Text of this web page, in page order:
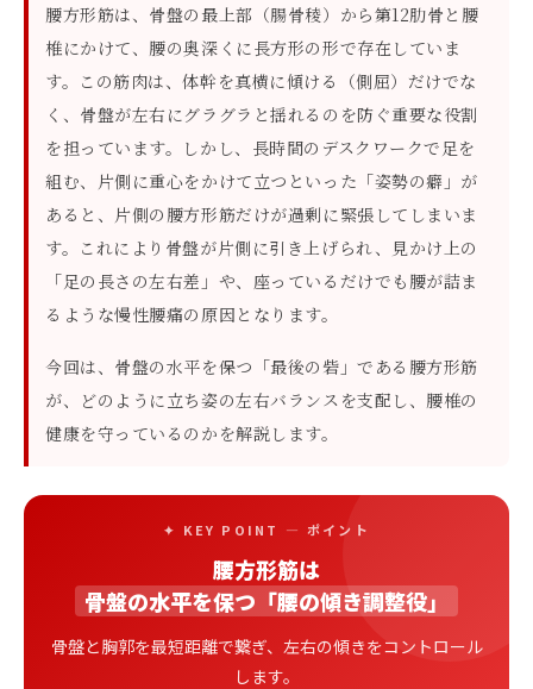
腰方形筋は、骨盤の最上部（腸骨稜）から第12肋骨と腰
椎にかけて、腰の奥深くに長方形の形で存在していま
す。この筋肉は、体幹を真横に傾ける（側屈）だけでな
く、骨盤が左右にグラグラと揺れるのを防ぐ重要な役割
を担っています。しかし、長時間のデスクワークで足を
組む、片側に重心をかけて立つといった「姿勢の癖」が
あると、片側の腰方形筋だけが過剰に緊張してしまいま
す。これにより骨盤が片側に引き上げられ、見かけ上の
「足の長さの左右差」や、座っているだけでも腰が詰ま
るような慢性腰痛の原因となります。
今回は、骨盤の水平を保つ「最後の砦」である腰方形筋
が、どのように立ち姿の左右バランスを支配し、腰椎の
健康を守っているのかを解説します。
✦ KEY POINT — ポイント
腰方形筋は
骨盤の水平を保つ「腰の傾き調整役」
骨盤と胸郭を最短距離で繋ぎ、左右の傾きをコントロール
します。